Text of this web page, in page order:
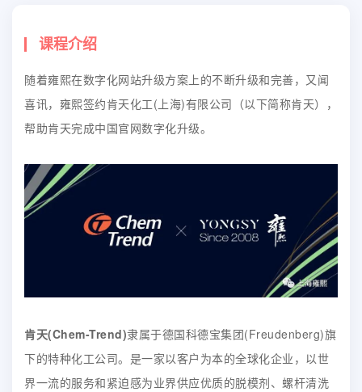
课程介绍
随着雍熙在数字化网站升级方案上的不断升级和完善，又闻
喜讯，雍熙签约肯天化工(上海)有限公司（以下简称肯天），
帮助肯天完成中国官网数字化升级。
肯天(Chem-Trend)隶属于德国科德宝集团(Freudenberg)旗
下的特种化工公司。是一家以客户为本的全球化企业，以世
界一流的服务和紧迫感为业界供应优质的脱模剂、螺杆清洗